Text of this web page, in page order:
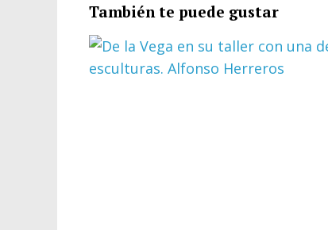
También te puede gustar